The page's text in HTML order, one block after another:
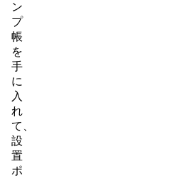
ン
プ
帳
を
手
に
入
れ
て、
設
置
ポ